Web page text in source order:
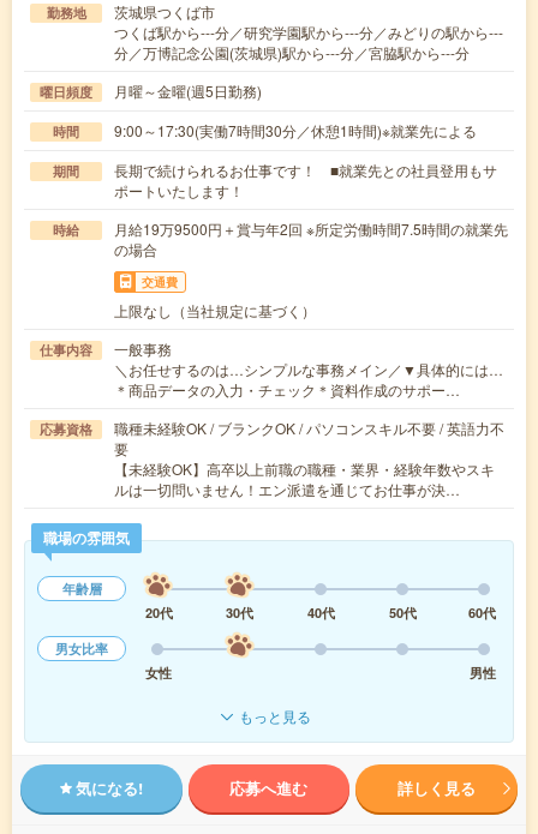
勤務地
茨城県つくば市
つくば駅から---分／研究学園駅から---分／みどりの駅から---
分／万博記念公園(茨城県)駅から---分／宮脇駅から---分
曜日頻度 月曜～金曜(週5日勤務)
時間 9:00～17:30(実働7時間30分／休憩1時間)※就業先による
期間
長期で続けられるお仕事です！ ■就業先との社員登用もサ
ポートいたします！
時給
月給19万9500円＋賞与年2回 ※所定労働時間7.5時間の就業先
の場合
交通費
上限なし（当社規定に基づく）
仕事内容
一般事務
＼お任せするのは…シンプルな事務メイン／▼具体的には…
＊商品データの入力・チェック＊資料作成のサポー…
応募資格
職種未経験OK / ブランクOK / パソコンスキル不要 / 英語力不
要
【未経験OK】高卒以上前職の職種・業界・経験年数やスキ
ルは一切問いません！エン派遣を通じてお仕事が決…
職場の雰囲気
年齢層
20代
30代 40代 50代
60代
男女比率
女性
男性
もっと見る
気になる! 応募へ進む 詳しく見る